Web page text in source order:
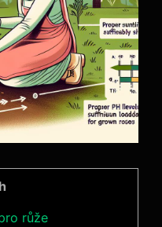
růže